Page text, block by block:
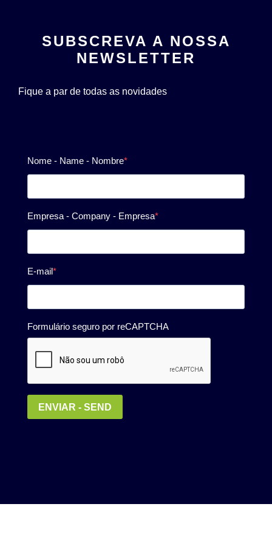
SUBSCREVA A NOSSA
NEWSLETTER
Fique a par de todas as novidades